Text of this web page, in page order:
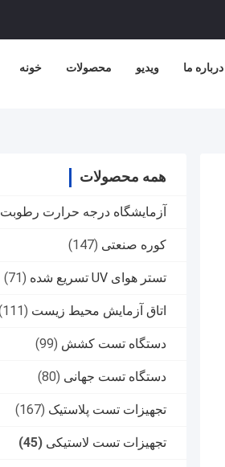
خونه محصولات ویدیو درباره ما
همه محصولات
آزمایشگاه درجه حرارت رطوبت
کوره صنعتی (147)
تستر هوای UV تسریع شده (71)
اتاق آزمایش محیط زیست (111)
دستگاه تست کشش (99)
دستگاه تست جهانی (80)
تجهیزات تست پلاستیک (167)
تجهیزات تست لاستیکی (45)